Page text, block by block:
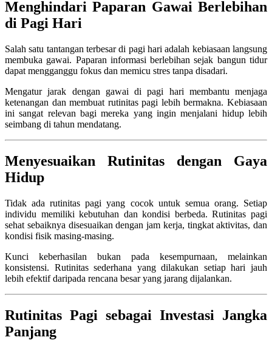
Menghindari Paparan Gawai Berlebihan
di Pagi Hari
Salah satu tantangan terbesar di pagi hari adalah kebiasaan langsung
membuka gawai. Paparan informasi berlebihan sejak bangun tidur
dapat mengganggu fokus dan memicu stres tanpa disadari.
Mengatur jarak dengan gawai di pagi hari membantu menjaga
ketenangan dan membuat rutinitas pagi lebih bermakna. Kebiasaan
ini sangat relevan bagi mereka yang ingin menjalani hidup lebih
seimbang di tahun mendatang.
Menyesuaikan Rutinitas dengan Gaya
Hidup
Tidak ada rutinitas pagi yang cocok untuk semua orang. Setiap
individu memiliki kebutuhan dan kondisi berbeda. Rutinitas pagi
sehat sebaiknya disesuaikan dengan jam kerja, tingkat aktivitas, dan
kondisi fisik masing-masing.
Kunci keberhasilan bukan pada kesempurnaan, melainkan
konsistensi. Rutinitas sederhana yang dilakukan setiap hari jauh
lebih efektif daripada rencana besar yang jarang dijalankan.
Rutinitas Pagi sebagai Investasi Jangka
Panjang